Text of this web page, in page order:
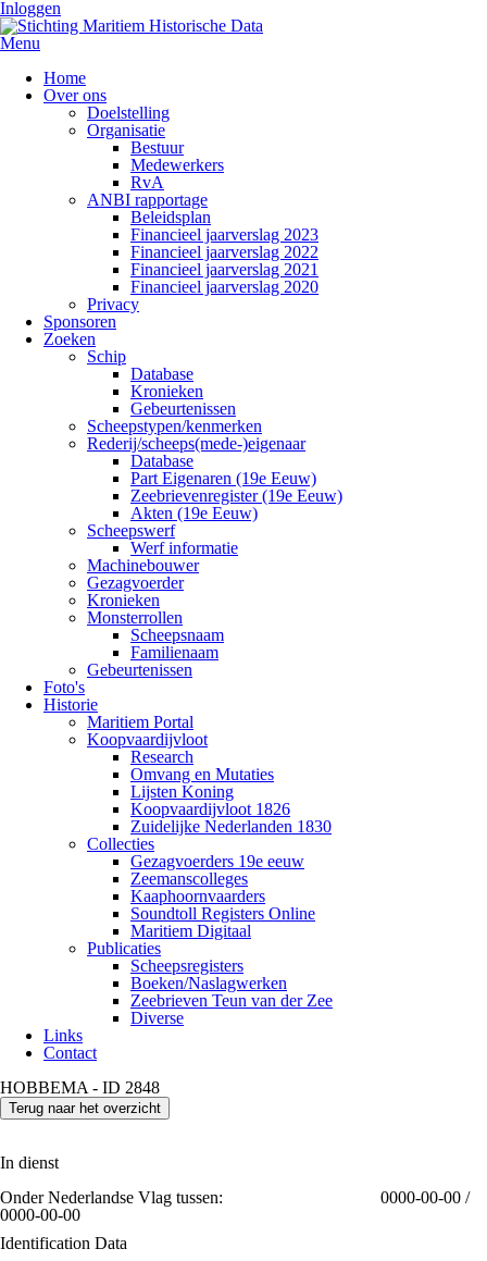
Inloggen
Menu
Home
Over ons
Doelstelling
Organisatie
Bestuur
Medewerkers
RvA
ANBI rapportage
Beleidsplan
Financieel jaarverslag 2023
Financieel jaarverslag 2022
Financieel jaarverslag 2021
Financieel jaarverslag 2020
Privacy
Sponsoren
Zoeken
Schip
Database
Kronieken
Gebeurtenissen
Scheepstypen/kenmerken
Rederij/scheeps(mede-)eigenaar
Database
Part Eigenaren (19e Eeuw)
Zeebrievenregister (19e Eeuw)
Akten (19e Eeuw)
Scheepswerf
Werf informatie
Machinebouwer
Gezagvoerder
Kronieken
Monsterrollen
Scheepsnaam
Familienaam
Gebeurtenissen
Foto's
Historie
Maritiem Portal
Koopvaardijvloot
Research
Omvang en Mutaties
Lijsten Koning
Koopvaardijvloot 1826
Zuidelijke Nederlanden 1830
Collecties
Gezagvoerders 19e eeuw
Zeemanscolleges
Kaaphoornvaarders
Soundtoll Registers Online
Maritiem Digitaal
Publicaties
Scheepsregisters
Boeken/Naslagwerken
Zeebrieven Teun van der Zee
Diverse
Links
Contact
HOBBEMA - ID 2848
Terug naar het overzicht
In dienst
Onder Nederlandse Vlag tussen:
0000-00-00 /
0000-00-00
Identification Data